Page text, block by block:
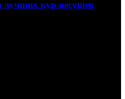
кур несушек